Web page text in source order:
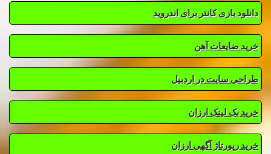
دانلود بازی کانتر برای اندروید
خرید ضایعات آهن
طراحی سایت در اردبیل
خرید بک لینک ارزان
خرید رپورتاژ آگهی ارزان